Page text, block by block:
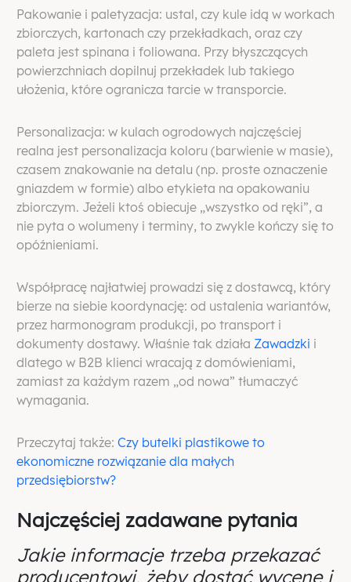
Pakowanie i paletyzacja: ustal, czy kule idą w workach
zbiorczych, kartonach czy przekładkach, oraz czy
paleta jest spinana i foliowana. Przy błyszczących
powierzchniach dopilnuj przekładek lub takiego
ułożenia, które ogranicza tarcie w transporcie.
Personalizacja: w kulach ogrodowych najczęściej
realna jest personalizacja koloru (barwienie w masie),
czasem znakowanie na detalu (np. proste oznaczenie
gniazdem w formie) albo etykieta na opakowaniu
zbiorczym. Jeżeli ktoś obiecuje „wszystko od ręki”, a
nie pyta o wolumeny i terminy, to zwykle kończy się to
opóźnieniami.
Współpracę najłatwiej prowadzi się z dostawcą, który
bierze na siebie koordynację: od ustalenia wariantów,
przez harmonogram produkcji, po transport i
dokumenty dostawy. Właśnie tak działa Zawadzki i
dlatego w B2B klienci wracają z domówieniami,
zamiast za każdym razem „od nowa” tłumaczyć
wymagania.
Przeczytaj także: Czy butelki plastikowe to
ekonomiczne rozwiązanie dla małych
przedsiębiorstw?
Najczęściej zadawane pytania
Jakie informacje trzeba przekazać
producentowi, żeby dostać wycenę i